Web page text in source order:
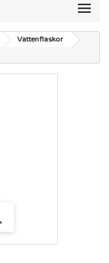
Vattenflaskor